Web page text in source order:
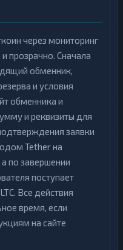
через мониторинг
прозрачно. Сначала
обменник,
и условия
обменника и
и реквизиты для
заявки
Tether на
по завершении
поступает
Все действия
время, если
на сайте